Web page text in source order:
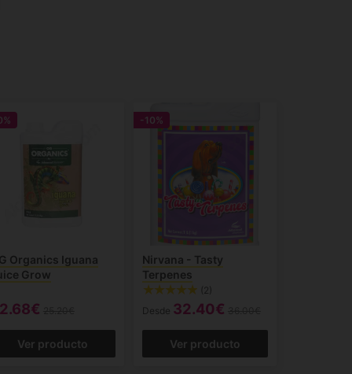
Organics Iguana
Grow
Ver producto
-10%
Nirvana - Tasty
Terpenes
(2)
Desde 32.40€
Ver producto